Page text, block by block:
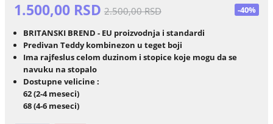
1.500,00 RSD 2.500,00 RSD -40%
BRITANSKI BREND - EU proizvodnja i standardi
Predivan Teddy kombinezon u teget boji
Ima rajfeslus celom duzinom i stopice koje mogu da se
navuku na stopalo
Dostupne velicine :
62(2-4 meseci)
68 (4-6 meseci)